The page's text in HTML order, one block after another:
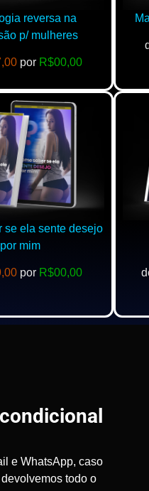
reversa na
p/ mulheres
por R$00,00
se ela sente desejo
por mim
por R$00,00
e WhatsApp, caso
todo o